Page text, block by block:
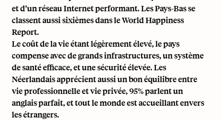
et d’un réseau Internet performant. Les Pays-Bas se
classent aussi sixièmes dans leWorld Happiness
Report.
Le coût de la vie étant légèrement élevé, le pays
compense avec de grands infrastructures, un système
de santé efficace, et une sécurité élevée. Les
Néerlandais apprécient aussi un bon équilibre entre
vie professionnelle et vie privée, 95% parlent un
anglais parfait, et tout le monde est accueillant envers
les étrangers.